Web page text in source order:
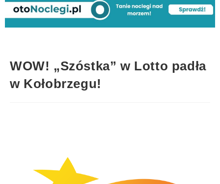
WOW! „Szóstka” w Lotto padła
w Kołobrzegu!